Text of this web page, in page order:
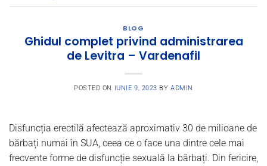
BLOG
Ghidul complet privind administrarea
de Levitra – Vardenafil
POSTED ON IUNIE 9, 2023 BYADMIN
Disfuncția erectilă afectează aproximativ 30 de milioane de
bărbați numai în SUA, ceea ce o face una dintre cele mai
frecvente forme de disfuncție sexuală la bărbați. Din fericire,